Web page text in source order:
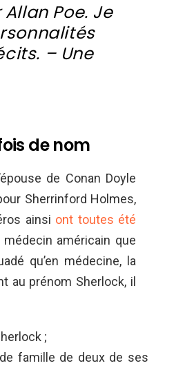
Poe. Je
– Une
de nom
de Conan Doyle
Sherrinford Holmes,
ainsi ont toutes été
américain que
qu’en médecine, la
au prénom Sherlock, il
;
famille de deux de ses